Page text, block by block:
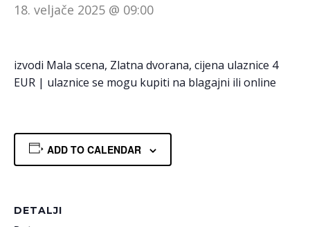
18. veljače 2025 @ 09:00
izvodi Mala scena, Zlatna dvorana, cijena ulaznice 4
EUR | ulaznice se mogu kupiti na blagajni ili online
ADD TO CALENDAR
DETALJI